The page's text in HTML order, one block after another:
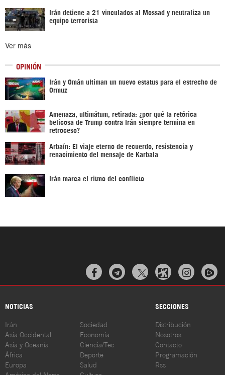
Irán detiene a 21 vinculados al Mossad y neutraliza un
equipo terrorista
Ver más
OPINIÓN
Irán y Omán ultiman un nuevo estatus para el estrecho de
Ormuz
Amenaza, ultimátum, retirada: ¿por qué la retórica
belicosa de Trump contra Irán siempre termina en
retroceso?
Arbaín: El viaje eterno de recuerdo, resistencia y
renacimiento del mensaje de Karbala
Irán marca el ritmo del conflicto
  
NOTICIAS SECCIONES
Irán
Asia Occidental
Asia y Oceanía
África
Europa
América del Norte
Sociedad
Economía
Ciencia/Tec
Deporte
Salud
Cultura
Distribución
Nosotros
Contacto
Programación
Rss